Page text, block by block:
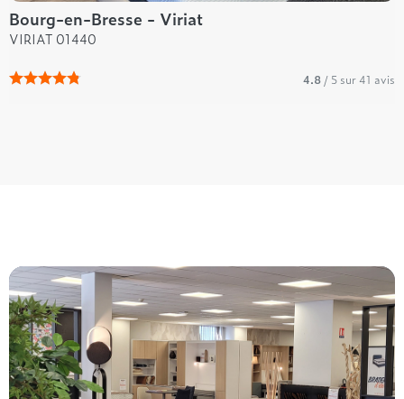
Bourg-en-Bresse - Viriat
VIRIAT 01440
4.8 / 5 sur 41 avis